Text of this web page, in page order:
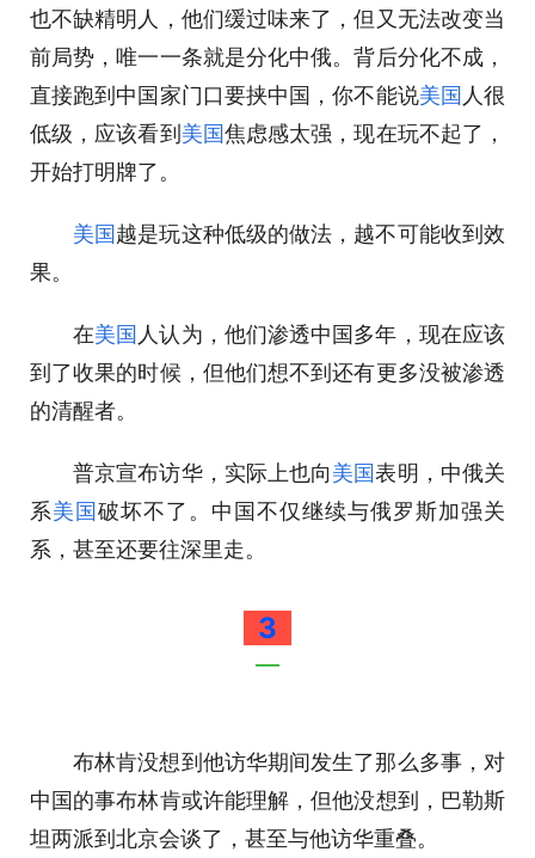
也不缺精明人，他们缓过味来了，但又无法改变当
前局势，唯一一条就是分化中俄。背后分化不成，
直接跑到中国家门口要挟中国，你不能说美国人很
低级，应该看到美国焦虑感太强，现在玩不起了，
开始打明牌了。
美国越是玩这种低级的做法，越不可能收到效
果。
在美国人认为，他们渗透中国多年，现在应该
到了收果的时候，但他们想不到还有更多没被渗透
的清醒者。
普京宣布访华，实际上也向美国表明，中俄关
系美国破坏不了。中国不仅继续与俄罗斯加强关
系，甚至还要往深里走。
3
—
布林肯没想到他访华期间发生了那么多事，对
中国的事布林肯或许能理解，但他没想到，巴勒斯
坦两派到北京会谈了，甚至与他访华重叠。